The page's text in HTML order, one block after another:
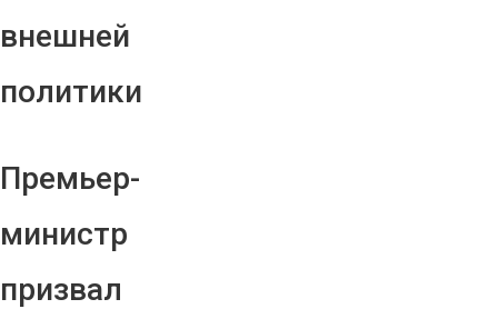
внешней
политики
Премьер-
министр
призвал